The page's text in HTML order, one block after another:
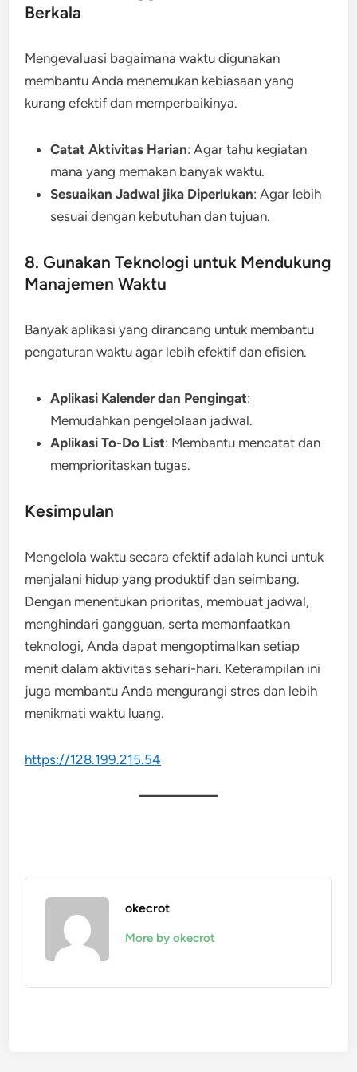
Berkala
Mengevaluasi bagaimana waktu digunakan
membantu Anda menemukan kebiasaan yang
kurang efektif dan memperbaikinya.
Catat Aktivitas Harian: Agar tahu kegiatan
mana yang memakan banyak waktu.
Sesuaikan Jadwal jika Diperlukan: Agar lebih
sesuai dengan kebutuhan dan tujuan.
8. Gunakan Teknologi untuk Mendukung
Manajemen Waktu
Banyak aplikasi yang dirancang untuk membantu
pengaturan waktu agar lebih efektif dan efisien.
Aplikasi Kalender dan Pengingat:
Memudahkan pengelolaan jadwal.
Aplikasi To-Do List: Membantu mencatat dan
memprioritaskan tugas.
Kesimpulan
Mengelola waktu secara efektif adalah kunci untuk
menjalani hidup yang produktif dan seimbang.
Dengan menentukan prioritas, membuat jadwal,
menghindari gangguan, serta memanfaatkan
teknologi, Anda dapat mengoptimalkan setiap
menit dalam aktivitas sehari-hari. Keterampilan ini
juga membantu Anda mengurangi stres dan lebih
menikmati waktu luang.
https://128.199.215.54
okecrot
More by okecrot